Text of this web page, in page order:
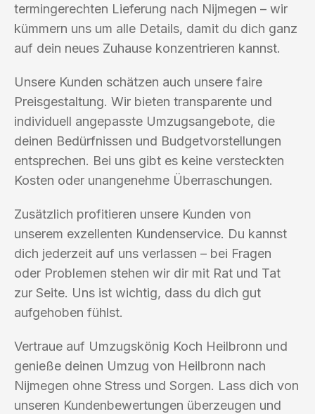
termingerechten Lieferung nach Nijmegen – wir
kümmern uns um alle Details, damit du dich ganz
auf dein neues Zuhause konzentrieren kannst.
Unsere Kunden schätzen auch unsere faire
Preisgestaltung. Wir bieten transparente und
individuell angepasste Umzugsangebote, die
deinen Bedürfnissen und Budgetvorstellungen
entsprechen. Bei uns gibt es keine versteckten
Kosten oder unangenehme Überraschungen.
Zusätzlich profitieren unsere Kunden von
unserem exzellenten Kundenservice. Du kannst
dich jederzeit auf uns verlassen – bei Fragen
oder Problemen stehen wir dir mit Rat und Tat
zur Seite. Uns ist wichtig, dass du dich gut
aufgehoben fühlst.
Vertraue auf Umzugskönig Koch Heilbronn und
genieße deinen Umzug von Heilbronn nach
Nijmegen ohne Stress und Sorgen. Lass dich von
unseren Kundenbewertungen überzeugen und